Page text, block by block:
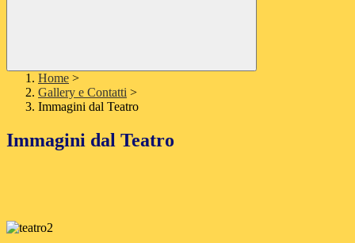
Home >
Gallery e Contatti >
Immagini dal Teatro
Immagini dal Teatro